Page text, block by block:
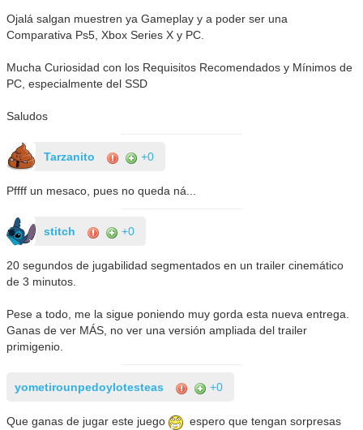
Ojalá salgan muestren ya Gameplay y a poder ser una
Comparativa Ps5, Xbox Series X y PC.
Mucha Curiosidad con los Requisitos Recomendados y Mínimos de
PC, especialmente del SSD
Saludos
Tarzanito +0
Pffff un mesaco, pues no queda ná...
stitch +0
20 segundos de jugabilidad segmentados en un trailer cinemático
de 3 minutos.
Pese a todo, me la sigue poniendo muy gorda esta nueva entrega.
Ganas de ver MÁS, no ver una versión ampliada del trailer
primigenio.
yometirounpedoylotesteas +0
Que ganas de jugar este juego
espero que tengan sorpresas